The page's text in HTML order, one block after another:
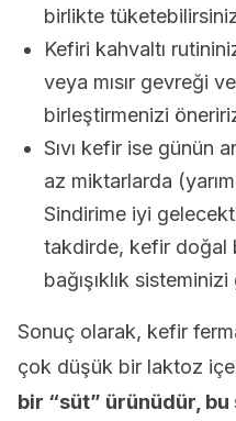
birlikte
Kefiri kahvaltı
veya mısır gevreği
birleştirmenizi
Sıvı kefir ise günün
az miktarlarda
Sindirime iyi
takdirde, kefir doğal
bağışıklık
Sonuç olarak, kefir
çok düşük bir laktoz
bir “süt” ürünüdür,